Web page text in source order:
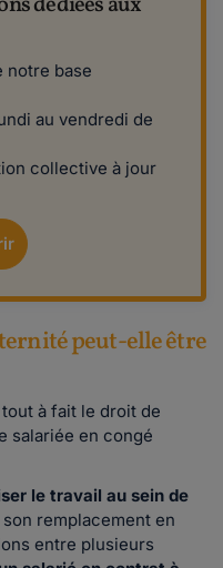
notre base
au vendredi de
collective à jour
peut-elle être
à fait le droit de
salariée en congé
le travail au sein de
remplacement en
entre plusieurs